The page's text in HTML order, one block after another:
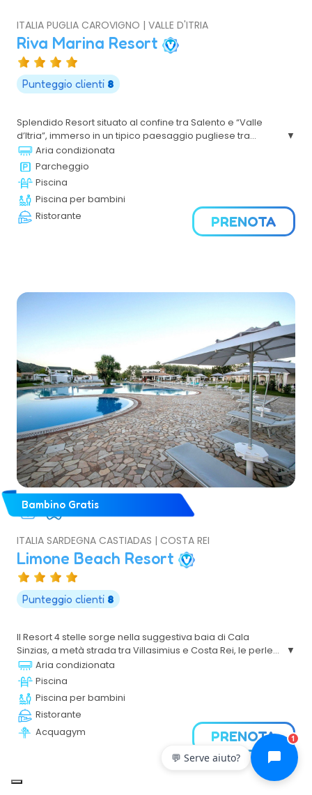
ITALIA PUGLIA CAROVIGNO | VALLE D'ITRIA
Riva Marina Resort
Punteggio clienti 8
Splendido Resort situato al confine tra Salento e “Valle
d’Itria”, immerso in un tipico paesaggio pugliese tra
muretti a secco, eleganti e curati giardini e costruzioni
tipicamente mediterranee. Il mare incontaminato, il
divertimento, l’eleganza e il benessere offrono all’Ospite
la possibilità di vivere un soggiorno indimenticabile.
Aria condizionata
Parcheggio
Piscina
Piscina per bambini
Ristorante
PRENOTA
Bambino Gratis
ITALIA SARDEGNA CASTIADAS | COSTA REI
Limone Beach Resort
Punteggio clienti 8
Il Resort 4 stelle sorge nella suggestiva baia di Cala
Sinzias, a metà strada tra Villasimius e Costa Rei, le perle
della costa Sud Est della Sardegna. È un villaggio ideale
per famiglie con bambini, con una spiaggia di sabbia
bianca e sottile e con un mare che va a digradare, ideale
per trascorrere le giornate all’insegna del relax e del
divertimento.
Aria condizionata
Piscina
Piscina per bambini
Ristorante
Acquagym
PRENOTA
💬 Serve aiuto?
1